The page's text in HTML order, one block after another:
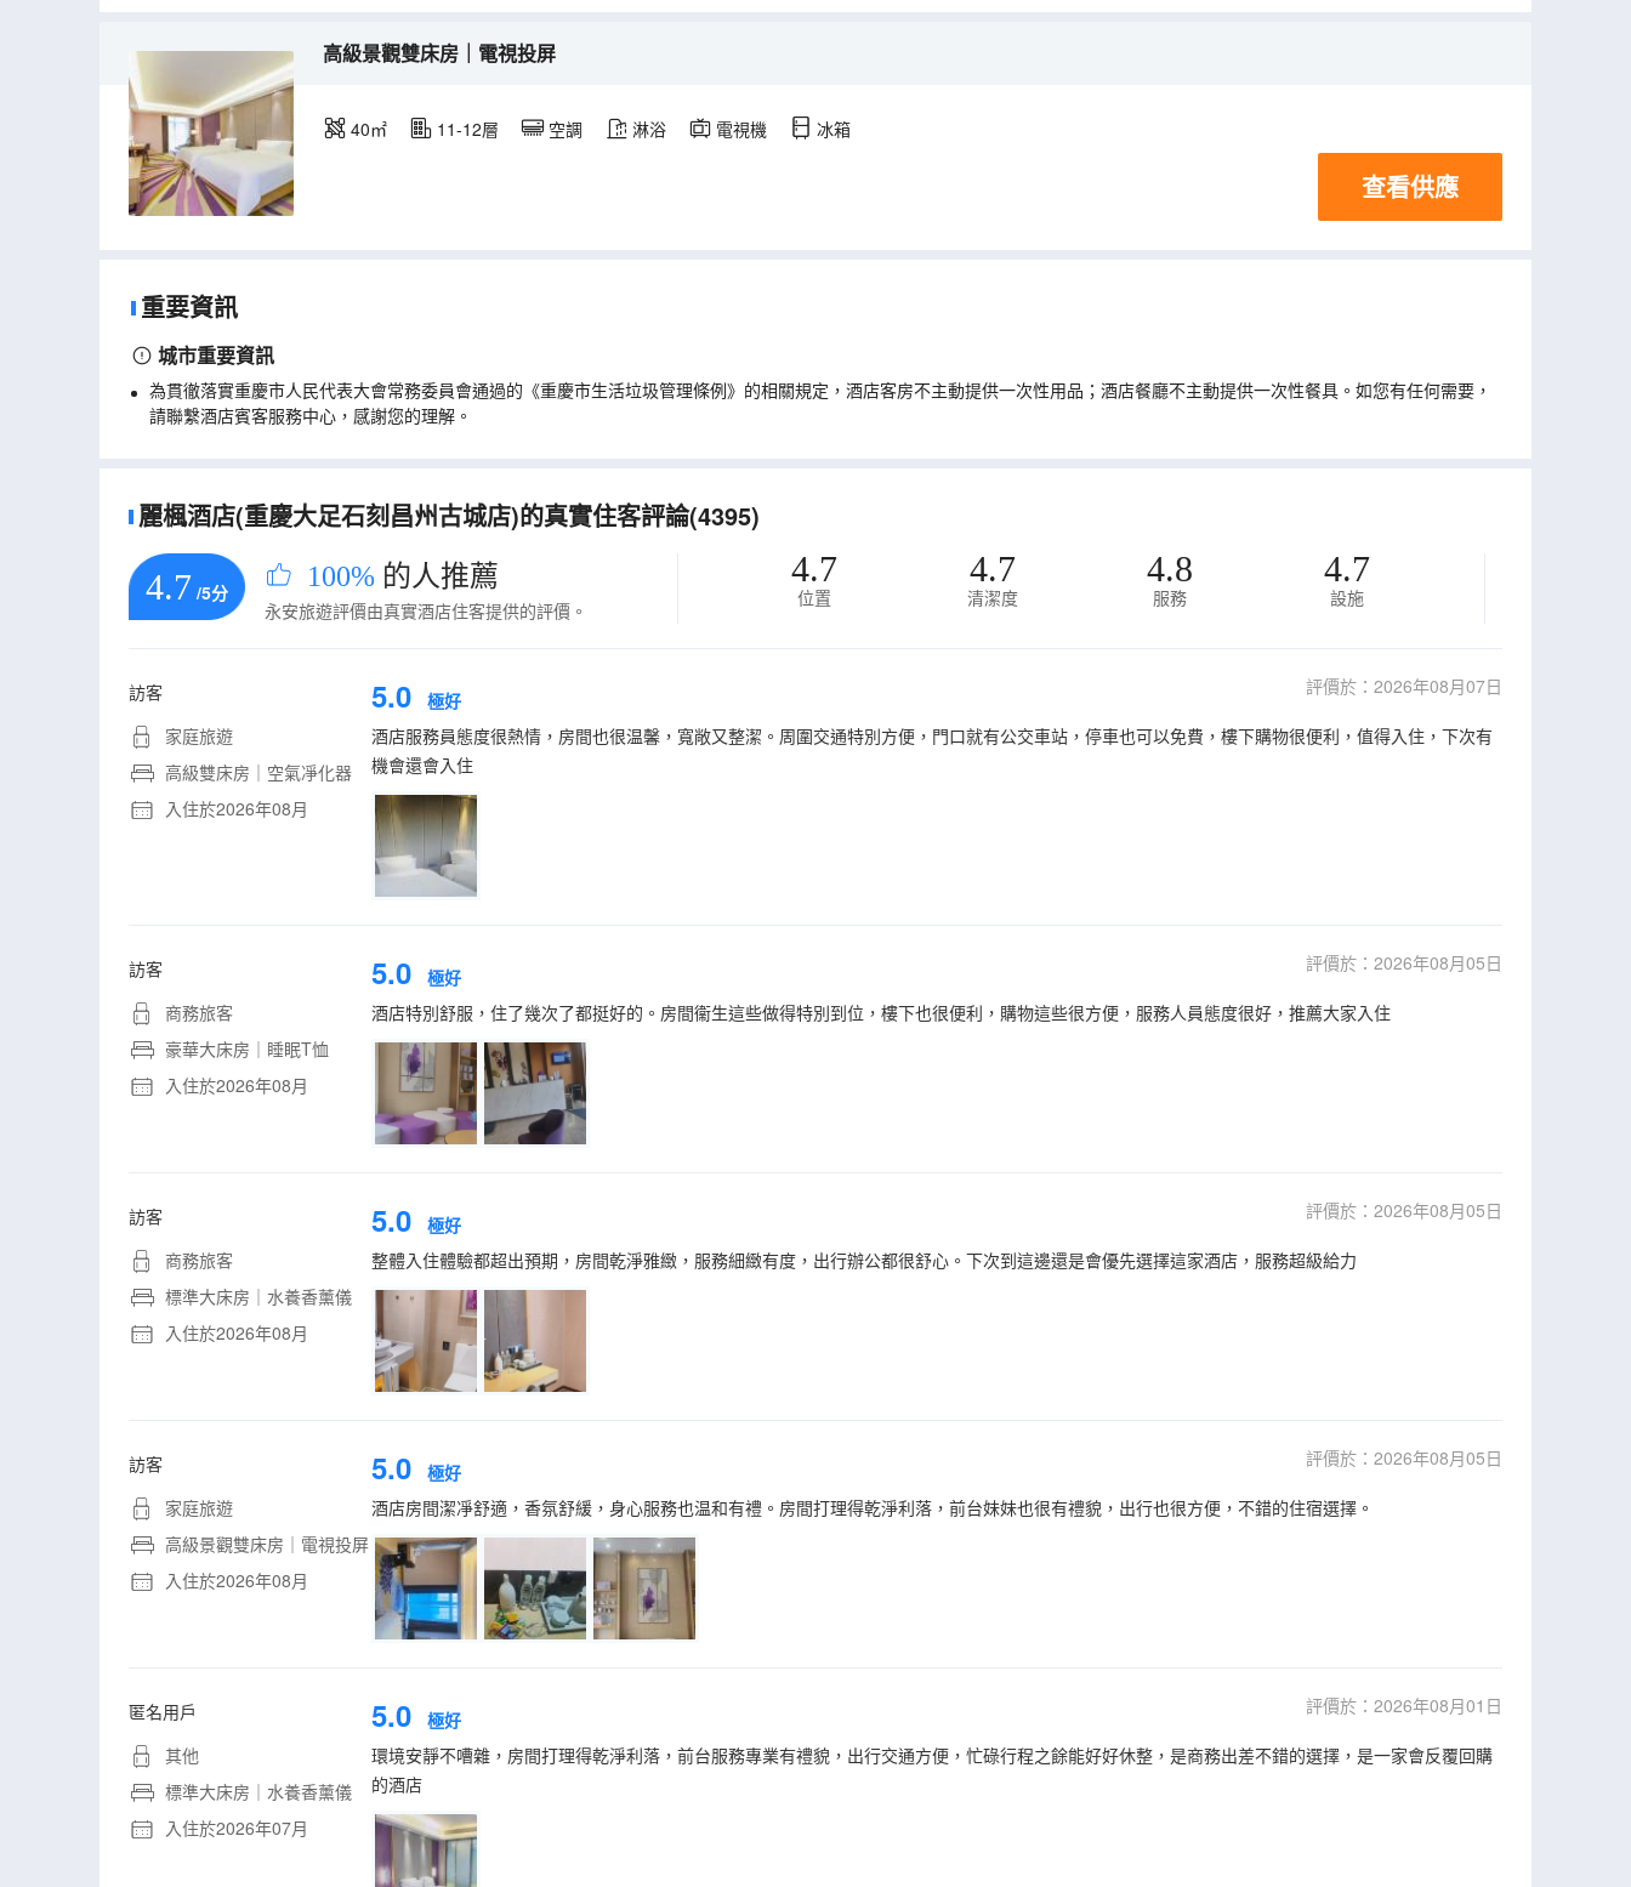
高級景觀雙床房｜電視投屏
40㎡ 11-12層 空調 淋浴 電視機 冰箱
查看供應
重要資訊
城市重要資訊
為貫徹落實重慶市人民代表大會常務委員會通過的《重慶市生活垃圾管理條例》的相關規定，酒店客房不主動提供一次性用品；酒店餐廳不主動提供一次性餐具。如您有任何需要，
請聯繫酒店賓客服務中心，感謝您的理解。
麗楓酒店(重慶大足石刻昌州古城店)的真實住客評論(4395)
4.7 /5分 100% 的人推薦
永安旅遊評價由真實酒店住客提供的評價。
4.7
位置
4.7
清潔度
4.8
服務
4.7
設施
訪客
家庭旅遊
高級雙床房｜空氣凈化器
入住於2026年08月
5.0 極好
評價於：2026年08月07日
酒店服務員態度很熱情，房間也很温馨，寬敞又整潔。周圍交通特別方便，門口就有公交車站，停車也可以免費，樓下購物很便利，值得入住，下次有
機會還會入住
訪客
商務旅客
豪華大床房｜睡眠T恤
入住於2026年08月
5.0 極好
評價於：2026年08月05日
酒店特別舒服，住了幾次了都挺好的。房間衞生這些做得特別到位，樓下也很便利，購物這些很方便，服務人員態度很好，推薦大家入住
訪客
商務旅客
標準大床房｜水養香薰儀
入住於2026年08月
5.0 極好
評價於：2026年08月05日
整體入住體驗都超出預期，房間乾淨雅緻，服務細緻有度，出行辦公都很舒心。下次到這邊還是會優先選擇這家酒店，服務超級給力
訪客
家庭旅遊
高級景觀雙床房｜電視投屏
入住於2026年08月
5.0 極好
評價於：2026年08月05日
酒店房間潔凈舒適，香氛舒緩，身心服務也温和有禮。房間打理得乾淨利落，前台妹妹也很有禮貌，出行也很方便，不錯的住宿選擇。
匿名用戶
其他
標準大床房｜水養香薰儀
入住於2026年07月
5.0 極好
評價於：2026年08月01日
環境安靜不嘈雜，房間打理得乾淨利落，前台服務專業有禮貌，出行交通方便，忙碌行程之餘能好好休整，是商務出差不錯的選擇，是一家會反覆回購
的酒店